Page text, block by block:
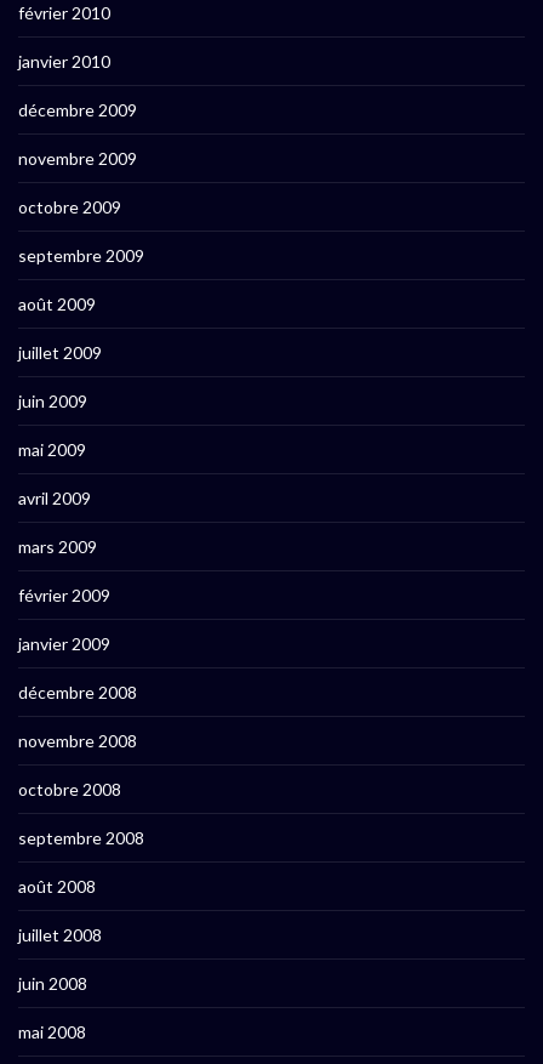
février 2010
janvier 2010
décembre 2009
novembre 2009
octobre 2009
septembre 2009
août 2009
juillet 2009
juin 2009
mai 2009
avril 2009
mars 2009
février 2009
janvier 2009
décembre 2008
novembre 2008
octobre 2008
septembre 2008
août 2008
juillet 2008
juin 2008
mai 2008